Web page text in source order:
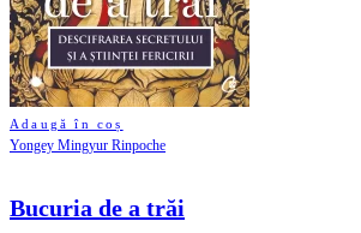
Adaugă în coș
Yongey Mingyur Rinpoche
Bucuria de a trăi